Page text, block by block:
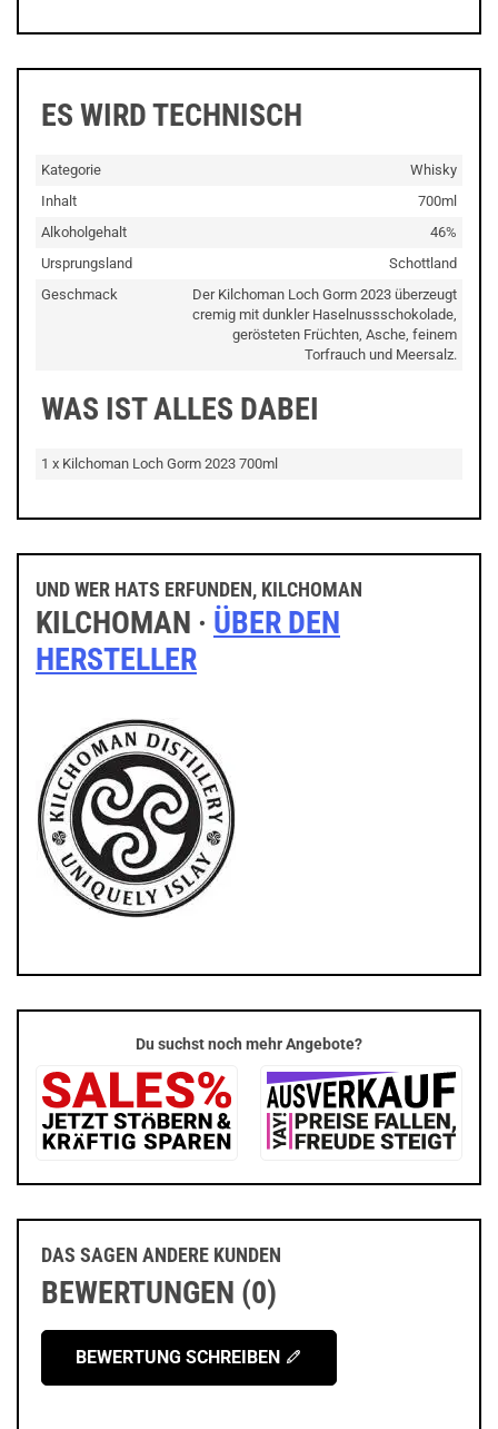
ES WIRD TECHNISCH
Kategorie
Whisky
Inhalt
700ml
Alkoholgehalt
46%
Ursprungsland
Schottland
Geschmack
Der Kilchoman Loch Gorm 2023 überzeugt
cremig mit dunkler Haselnussschokolade,
gerösteten Früchten, Asche, feinem
Torfrauch und Meersalz.
WAS IST ALLES DABEI
1 x Kilchoman Loch Gorm 2023 700ml
UND WER HATS ERFUNDEN, KILCHOMAN
KILCHOMAN · ÜBER DEN
HERSTELLER
Du suchst noch mehr Angebote?
DAS SAGEN ANDERE KUNDEN
BEWERTUNGEN (0)
BEWERTUNG SCHREIBEN